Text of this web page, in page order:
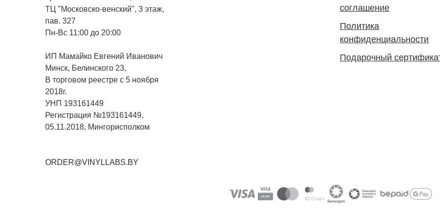
ТЦ "Московско-венский", 3 этаж,
пав. 327
Пн-Вс 11:00 до 20:00
ИП Мамайко Евгений Иванович
Минск, Белинского 23,
В торговом реестре с 5 ноября
2018г.
УНП 193161449
Регистрация №193161449,
05.11.2018, Мингорисполком
ORDER@VINYLLABS.BY
соглашение
Политика
конфиденциальности
Подарочный